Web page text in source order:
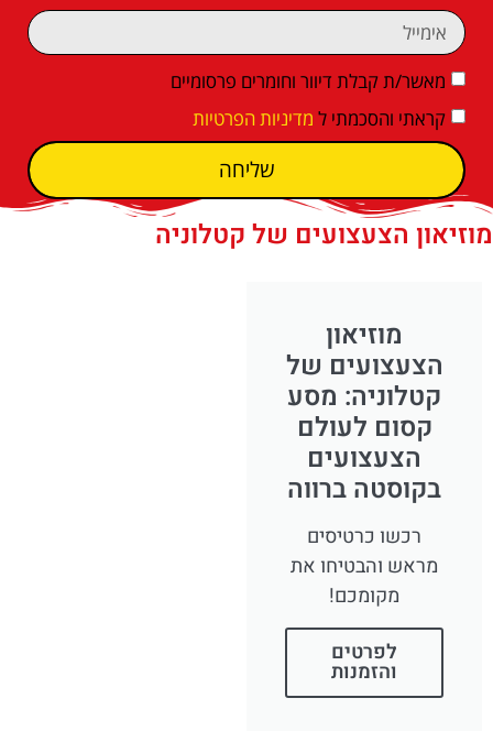
מאשר/ת קבלת דיוור וחומרים פרסומיים
קראתי והסכמתי ל מדיניות הפרטיות
שליחה
מוזיאון הצעצועים של קטלוניה
מוזיאון
הצעצועים של
קטלוניה: מסע
קסום לעולם
הצעצועים
בקוסטה ברווה
רכשו כרטיסים
מראש והבטיחו את
מקומכם!
לפרטים
והזמנות